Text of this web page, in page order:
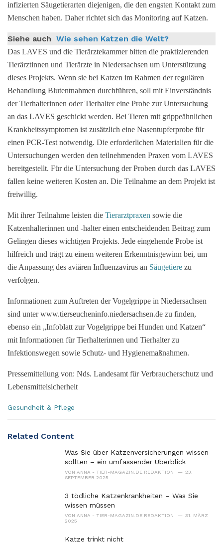
infizierten Säugetierarten diejenigen, die den engsten Kontakt zum
Menschen haben. Daher richtet sich das Monitoring auf Katzen.
Siehe auch Wie sehen Katzen die Welt?
Das LAVES und die Tierärztekammer bitten die praktizierenden
Tierärztinnen und Tierärzte in Niedersachsen um Unterstützung
dieses Projekts. Wenn sie bei Katzen im Rahmen der regulären
Behandlung Blutentnahmen durchführen, soll mit Einverständnis
der Tierhalterinnen oder Tierhalter eine Probe zur Untersuchung
an das LAVES geschickt werden. Bei Tieren mit grippeähnlichen
Krankheitssymptomen ist zusätzlich eine Nasentupferprobe für
einen PCR-Test notwendig. Die erforderlichen Materialien für die
Untersuchungen werden den teilnehmenden Praxen vom LAVES
bereitgestellt. Für die Untersuchung der Proben durch das LAVES
fallen keine weiteren Kosten an. Die Teilnahme an dem Projekt ist
freiwillig.
Mit ihrer Teilnahme leisten die Tierarztpraxen sowie die
Katzenhalterinnen und -halter einen entscheidenden Beitrag zum
Gelingen dieses wichtigen Projekts. Jede eingehende Probe ist
hilfreich und trägt zu einem weiteren Erkenntnisgewinn bei, um
die Anpassung des aviären Influenzavirus an Säugetiere zu
verfolgen.
Informationen zum Auftreten der Vogelgrippe in Niedersachsen
sind unter www.tierseucheninfo.niedersachsen.de zu finden,
ebenso ein „Infoblatt zur Vogelgrippe bei Hunden und Katzen“
mit Informationen für Tierhalterinnen und Tierhalter zu
Infektionswegen sowie Schutz- und Hygienemaßnahmen.
Pressemitteilung von: Nds. Landesamt für Verbraucherschutz und
Lebensmittelsicherheit
C
e
Gesundheit & Pflege
Related Content
Was Sie über Katzenversicherungen wissen
sollten – ein umfassender Überblick
VON ANNA - TIER-MAGAZIN.DE REDAKTION
23.
SEPTEMBER 2025
3 tödliche Katzenkrankheiten – Was Sie
wissen müssen
VON ANNA - TIER-MAGAZIN.DE REDAKTION
31. MÄRZ
2025
Katze trinkt nicht